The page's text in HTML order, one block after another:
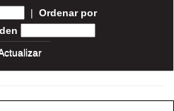
| Ordenar por